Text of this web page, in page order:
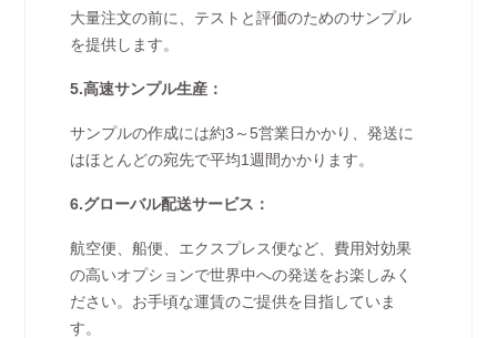
大量注文の前に、テストと評価のためのサンプル
を提供します。
5.高速サンプル生産：
サンプルの作成には約3～5営業日かかり、発送に
はほとんどの宛先で平均1週間かかります。
6.グローバル配送サービス：
航空便、船便、エクスプレス便など、費用対効果
の高いオプションで世界中への発送をお楽しみく
ださい。お手頃な運賃のご提供を目指していま
す。